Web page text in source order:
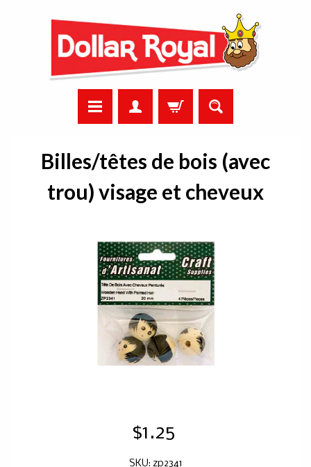
Billes/têtes de bois (avec
trou) visage et cheveux
$1.25
SKU: zp2341